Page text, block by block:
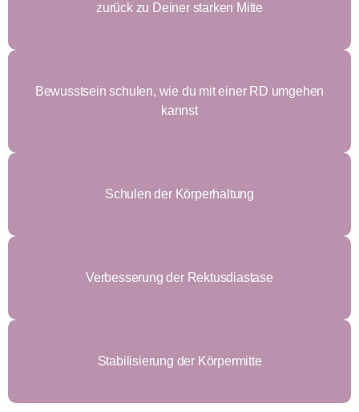
zurück zu Deiner starken Mitte
Bewusstsein schulen, wie du mit einer RD umgehen
kannst
Schulen der Körperhaltung
Verbesserung der Rektusdiastase
Stabilisierung der Körpermitte